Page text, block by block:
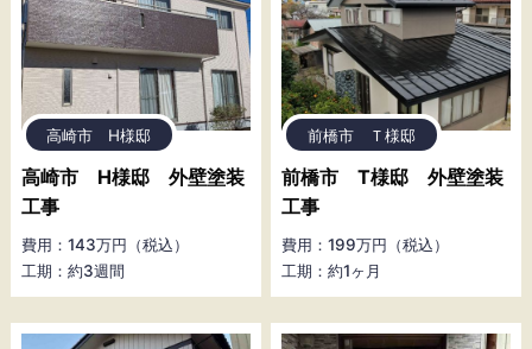
高崎市 H様邸
高崎市 H様邸 外壁塗装
工事
費用：143万円（税込）
工期：約3週間
前橋市 Ｔ様邸
前橋市 T様邸 外壁塗装
工事
費用：199万円（税込）
工期：約1ヶ月